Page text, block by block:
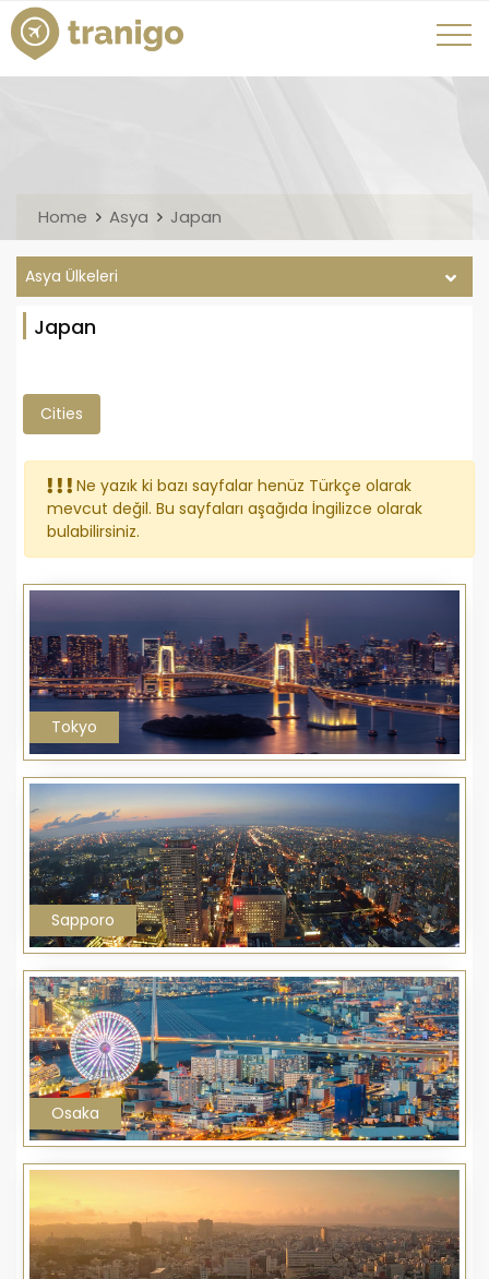
Home Asya Japan
Asya Ülkeleri
Japan
Cities
Ne yazık ki bazı sayfalar henüz Türkçe olarak
mevcut değil. Bu sayfaları aşağıda İngilizce olarak
bulabilirsiniz.
Tokyo
Sapporo
Osaka